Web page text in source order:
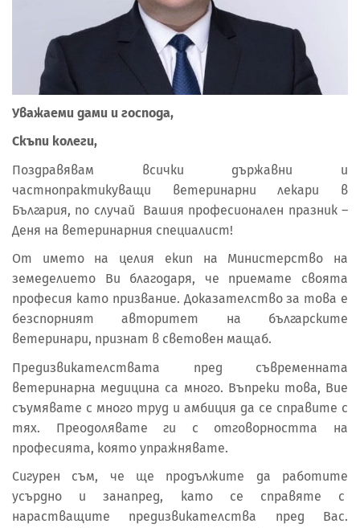
Уважаеми дами и господа,
Скъпи колеги,
Поздравявам всички държавни и
частнопрактикуващи ветеринарни лекари в
България, по случай Вашия професионален празник –
Деня на ветеринарния специалист!
От името на целия екип на Министерство на
земеделието Ви благодаря, че приемате своята
професия като призвание. Доказателство за това е
безспорният авторитет на българските
ветеринари, признат в световен мащаб.
Предизвикателствата пред съвременната
ветеринарна медицина са много. Въпреки това, Вие
съумявате с много труд и амбиция да се справите с
тях. Преодолявате ги с отговорността на
професията, която упражнявате.
Сигурен съм, че ще продължите да работите
усърдно и занапред, като се справяте с
нарастващите предизвикателства пред Вас.